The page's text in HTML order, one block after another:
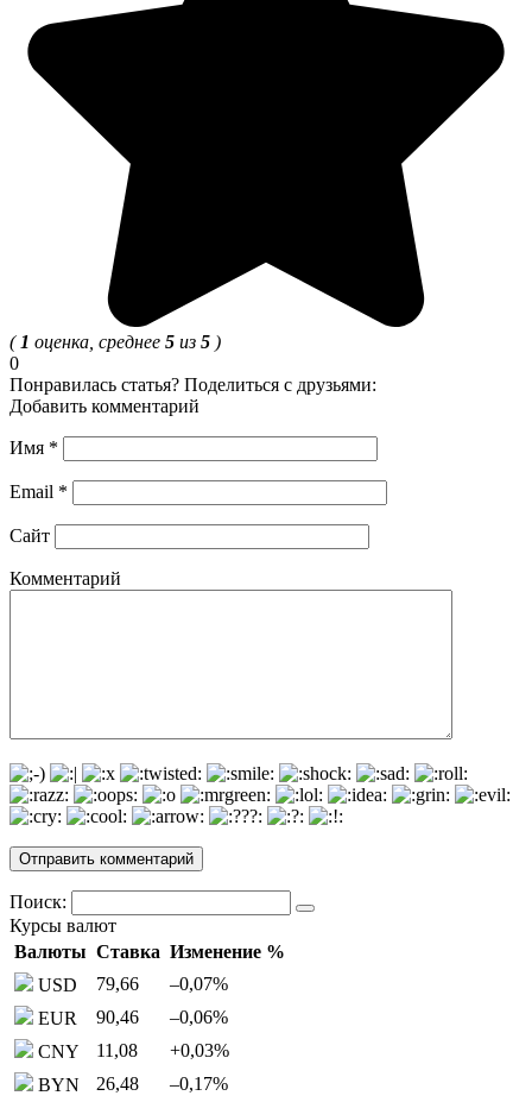
( 1 оценка, среднее 5 из 5 )
0
Понравилась статья? Поделиться с друзьями:
Добавить комментарий
Имя *
Email *
Сайт
Комментарий
Поиск:
Курсы валют
Валюты Ставка Изменение %
USD
79,66 –0,07%
EUR
90,46 –0,06%
CNY
11,08 +0,03%
BYN
26,48 –0,17%